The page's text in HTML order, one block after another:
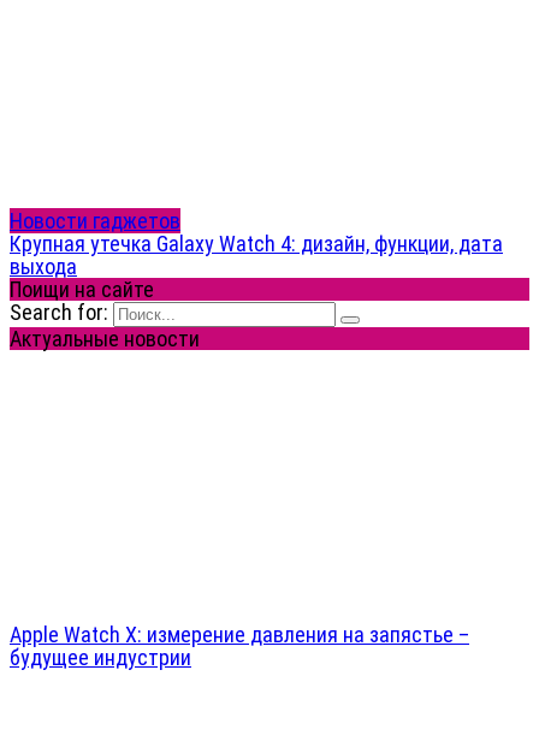
Новости гаджетов
Крупная утечка Galaxy Watch 4: дизайн, функции, дата
выхода
Поищи на сайте
Search for:
Актуальные новости
Apple Watch X: измерение давления на запястье –
будущее индустрии